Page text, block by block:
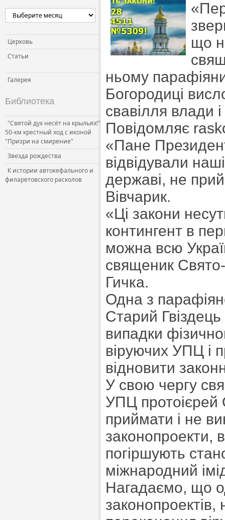
Церковь
Статьи
Галерея
Библиотека
"Святой дух несёт на крыльях!"
50-км крестный ход с иконой
"Призри на смирение"
Звезда рождества
К истории автокефального и
филаретовского расколов
що
ньому
Богородиці
свавілля влади
Повідомляє
«Пане
відвідували
державі, не
Вівчарик.
«Ці закони
контингент в
можна всю
священик
Гичка.
Одна з
Старий
випадки
віруючих УПЦ і
відновити
У свою чергу
УПЦ протоієрей
приймати і не
законопроекти,
погіршують
міжнародний
Нагадаємо, що